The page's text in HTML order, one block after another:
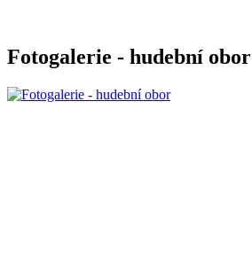
Fotogalerie - hudební obor